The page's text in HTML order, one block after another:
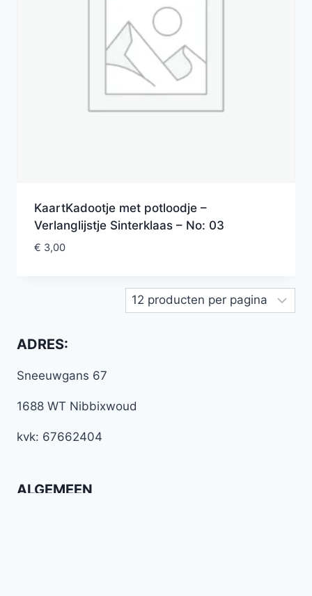
KaartKadootje met potloodje –
Verlanglijstje Sinterklaas – No: 03
€ 3,00
ADRES:
Sneeuwgans 67
1688 WT Nibbixwoud
kvk: 67662404
ALGEMEEN